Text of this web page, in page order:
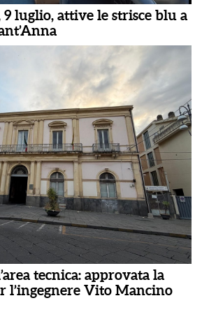
9 luglio, attive le strisce blu a
tecnica: approvata la
l’ingegnere Vito Mancino